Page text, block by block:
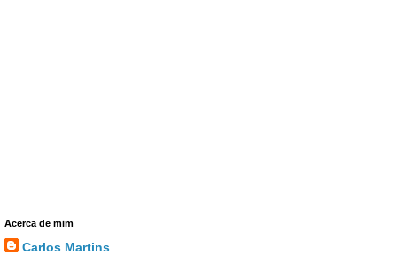
Acerca de mim
Carlos Martins